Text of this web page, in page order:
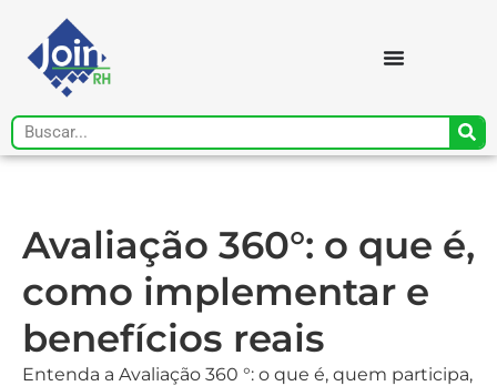
Avaliação 360°: o que é,
como implementar e
benefícios reais
Entenda a Avaliação 360 °: o que é, quem participa,